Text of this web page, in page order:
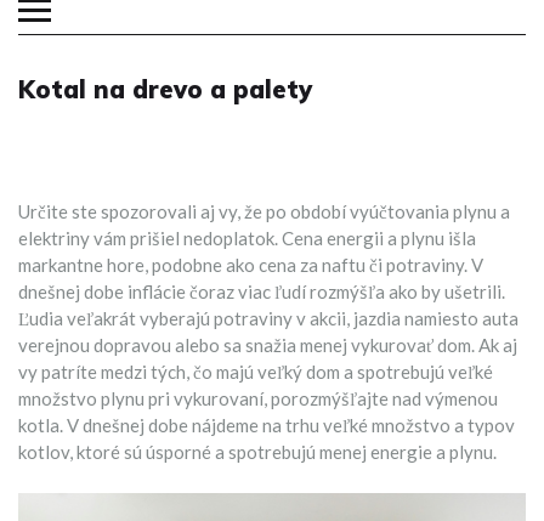
Kotal na drevo a palety
Určite ste spozorovali aj vy, že po období vyúčtovania plynu a
elektriny vám prišiel nedoplatok. Cena energii a plynu išla
markantne hore, podobne ako cena za naftu či potraviny. V
dnešnej dobe inflácie čoraz viac ľudí rozmýšľa ako by ušetrili.
Ľudia veľakrát vyberajú potraviny v akcii, jazdia namiesto auta
verejnou dopravou alebo sa snažia menej vykurovať dom. Ak aj
vy patríte medzi tých, čo majú veľký dom a spotrebujú veľké
množstvo plynu pri vykurovaní, porozmýšľajte nad výmenou
kotla. V dnešnej dobe nájdeme na trhu veľké množstvo a typov
kotlov, ktoré sú úsporné a spotrebujú menej energie a plynu.